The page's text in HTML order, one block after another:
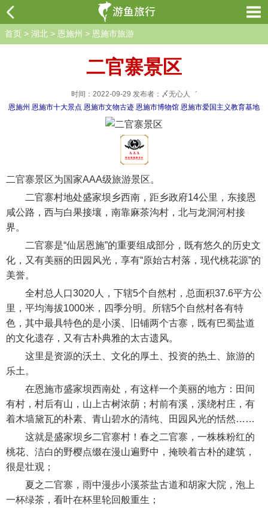
首页 > 湖北 > 恩施州 > 恩施市旅游
二官寨景区
时间：2022-09-29 发布者：〆无心人゛
恩施州 恩施市十大景点 恩施市文物古迹 恩施市博物馆 恩施市爱国主义教育基地
二官寨景区为国家AAA级旅游景区。
二官寨村地处盛家坝乡西南，距乡政府14公里，东接恩
咸公路，西与白果接壤，南靠麻茶沟村，北与龙洞河村接
界。
二官寨是“仙居恩施”的重要组成部分，既有悠久的历史文
化，又有美丽的田园风光，享有“原始古村落，现代桃花源”的
美誉。
全村总人口3020人，下辖5个自然村，总面积37.6平方公
里，平均海拔1000米，四季分明。所辖5个自然村各有特
色，其中最具特色的是小溪、旧铺两个古寨，既有巴蜀盐道
的文化遗存，又有古朴典雅的太古遗风。
这里是资源的沃土、文化的厚土、投资的热土、旅游的
乐土。
在恩施市盛家坝西南处，有这样一个美丽的地方：田间
有村，村后有山，山上古树浓荫；村前有溪，溪绕村庄，有
着木墙黛瓦的朴素、青山碧水的清纯、田园风光的恬然……
这就是盛家坝乡二官寨村！春之二官寨，一株株粉红的
桃花、洁白的野樱点缀在漫山遍野中，掩映着古朴的建筑，
很是壮观；
夏之二官寨，雨中漫步小溪茶盐古道和胡家大院，泡上
一杯绿茶，看叶在杯里轮回般重生；